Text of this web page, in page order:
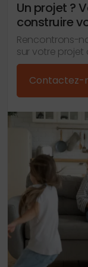
Un projet ?
construire
Rencontrons-
sur votre
Contactez-